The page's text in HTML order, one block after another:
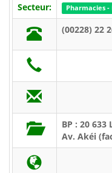
Secteur:
Pharmacies -
(00228) 22
BP : 20
Av. Akéi